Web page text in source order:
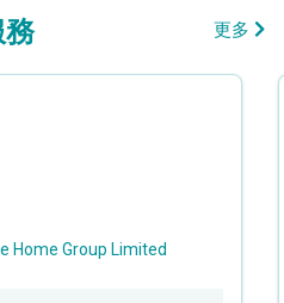
更多
Home Group Limited